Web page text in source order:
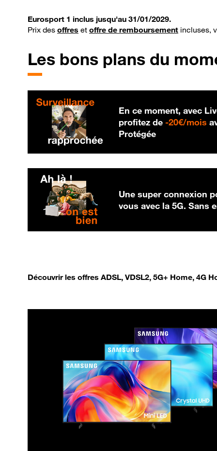
Eurosport 1 inclus jusqu'au 31/01/2029.
Prix des offres et offre de remboursement incluses,
Les bons plans du
En ce moment, avec
profitez de -20€/mois
Protégée
Une super connexion
vous avec la 5G. Sans
Découvrir les offres ADSL, VDSL2, 5G+ Home, 4G